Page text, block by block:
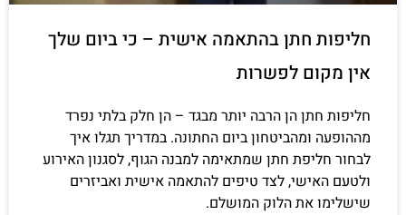
חליפות חתן בהתאמה אישית – כי ביום שלך
אין מקום לפשרות
חליפות חתן הן הרבה יותר מבגד – הן חלק בלתי נפרד
מההופעה ומהביטחון ביום החתונה. במדריך תגלו איך
לבחור חליפת חתן שמתאימה למבנה הגוף, לסגנון האירוע
ולטעם האישי, לצד טיפים להתאמה אישית ואביזרים
שישלימו את הלוק המושלם.